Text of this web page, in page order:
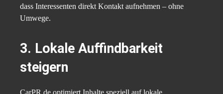
dass Interessenten direkt Kontakt aufnehmen – ohne
Umwege.
3. Lokale Auffindbarkeit
steigern
CarPR.de optimiert Inhalte speziell auf lokale